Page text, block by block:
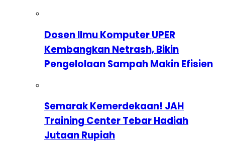
Dosen Ilmu Komputer UPER
Kembangkan Netrash, Bikin
Pengelolaan Sampah Makin Efisien
Semarak Kemerdekaan! JAH
Training Center Tebar Hadiah
Jutaan Rupiah